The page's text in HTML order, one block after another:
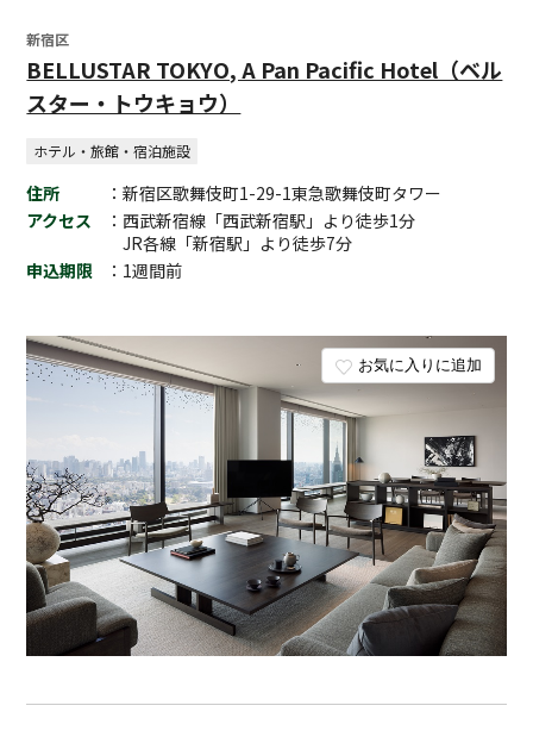
お気に入りに追加
新宿区
BELLUSTAR TOKYO, A Pan Pacific Hotel（ベル
スター・トウキョウ）
ホテル・旅館・宿泊施設
住所
：新宿区歌舞伎町1-29-1東急歌舞伎町タワー
アクセス
：西武新宿線「西武新宿駅」より徒歩1分
JR各線「新宿駅」より徒歩7分
申込期限
：1週間前